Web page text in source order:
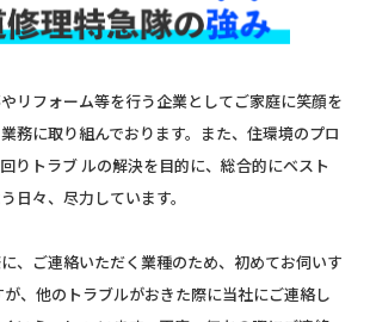
リフォーム等を行う企業としてご家庭に笑顔を
務に取り組んでおります。また、住環境のプロ
りトラブ ルの解決を目的に、総合的にベスト
日々、尽力しています。
、ご連絡いただく業種のため、初めてお伺いす
、他のトラブルがおきた際に当社にご連絡し